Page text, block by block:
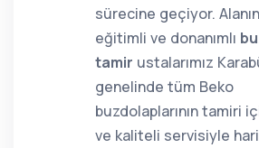
sürecine geçiyor.
eğitimli ve donanımlı
tamir ustalarımız
genelinde tüm Beko
buzdolaplarının tamiri
ve kaliteli servisiyle